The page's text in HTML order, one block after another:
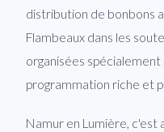
distribution de bonbons
Flambeaux dans les
organisées
programmation riche et
Namur en Lumière, c'est